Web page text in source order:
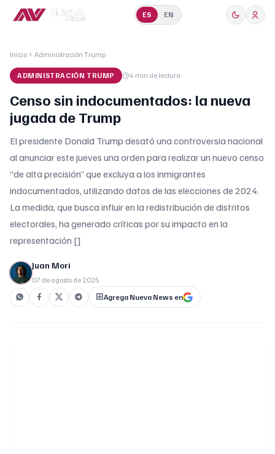
ES EN
Inicio Administración Trump
ADMINISTRACIÓN TRUMP 4 min de lectura
Censo sin indocumentados: la nueva
jugada de Trump
El presidente Donald Trump desató una controversia nacional
al anunciar este jueves una orden para realizar un nuevo censo
“de alta precisión” que excluya a los inmigrantes
indocumentados, utilizando datos de las elecciones de 2024.
La medida, que busca influir en la redistribución de distritos
electorales, ha generado críticas por su impacto en la
representación []
Juan Mori
07 de agosto de 2025
Agrega Nueva News en